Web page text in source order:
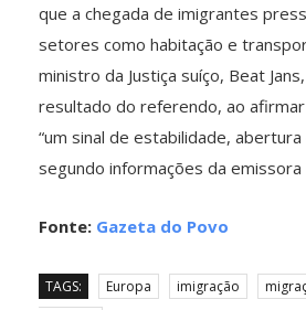
que a chegada de imigrantes
setores como habitação e
ministro da Justiça suíço, Beat
resultado do referendo, ao
“um sinal de estabilidade, abertura
segundo informações da emissora
Fonte: Gazeta do Povo
TAGS: Europa imigração